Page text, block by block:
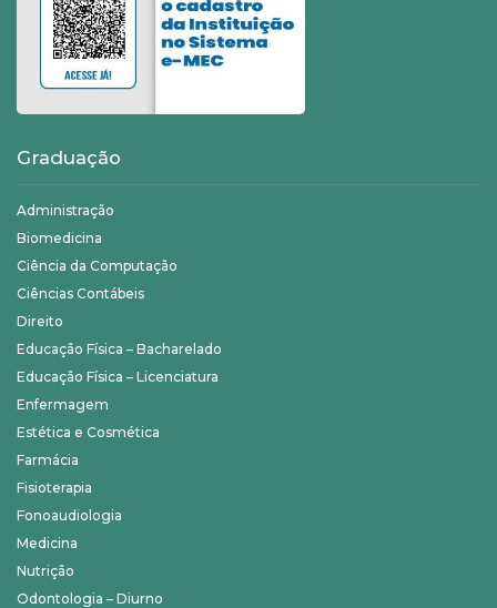
Graduação
Administração
Biomedicina
Ciência da Computação
Ciências Contábeis
Direito
Educação Física – Bacharelado
Educação Física – Licenciatura
Enfermagem
Estética e Cosmética
Farmácia
Fisioterapia
Fonoaudiologia
Medicina
Nutrição
Odontologia – Diurno